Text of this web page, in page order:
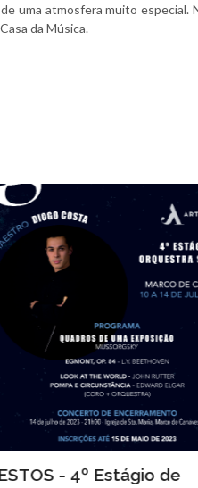
uma atmosfera muito especial.
da Música.
- 4º Estágio de